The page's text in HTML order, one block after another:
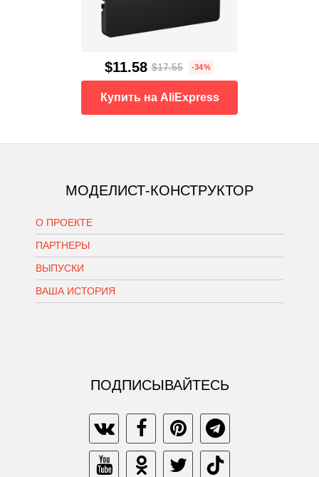
$11.58 $17.55 -34%
Купить на AliExpress
МОДЕЛИСТ-КОНСТРУКТОР
О ПРОЕКТЕ
ПАРТНЕРЫ
ВЫПУСКИ
ВАША ИСТОРИЯ
ПОДПИСЫВАЙТЕСЬ